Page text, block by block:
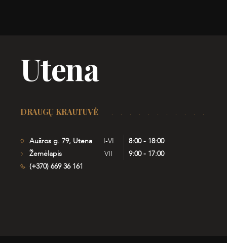
Utena
DRAUGŲ KRAUTUVĖ
Aušros g. 79, Utena
Žemėlapis
(+370) 669 36 161
I-VI
8:00 - 18:00
VII
9:00 - 17:00